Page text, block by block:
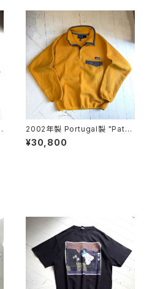
2002年製 Portugal製 "Pata
gonia" synchilla snap-T pu
llover
¥30,800